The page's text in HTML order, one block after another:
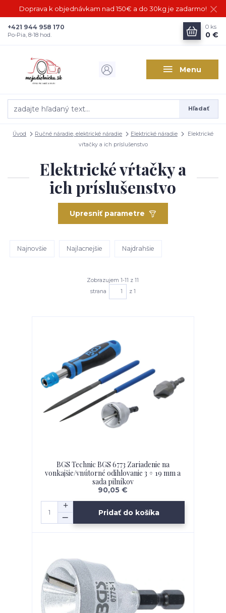
Doprava k objednávkam nad 150€ a do 30kg je zadarmo!
Menu
Hľadať
+421 944 958 170
Po-Pia, 8-18 hod.
0 ks
0 €
Úvod Ručné náradie, elektrické náradie Elektrické náradie
Elektrické
vŕtačky a ich príslušenstvo
Elektrické vŕtačky a
ich príslušenstvo
Upresniť parametre
Najnovšie Najlacnejšie Najdrahšie
Zobrazujem 1-11 z 11
strana
z 1
BGS Technic BGS 6773 Zariadenie na
vonkajšie/vnútorné odihlovanie 3 ÷ 19 mm a
sada pilníkov
90,05 €
Pridať do košíka